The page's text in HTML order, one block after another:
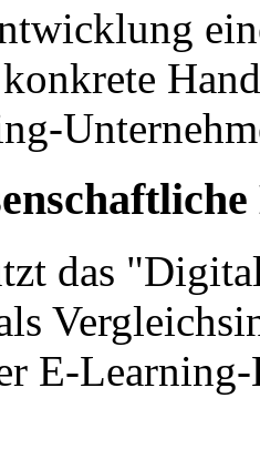
konkrete
das
E-